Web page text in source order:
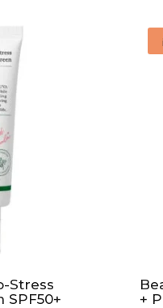
Stress
SPF50+
+